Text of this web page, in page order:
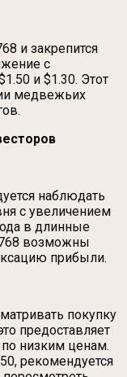
и закрепится
с
и $1.30. Этот
медвежьих
наблюдать
с увеличением
в длинные
возможны
прибыли.
покупку
предоставляет
низким ценам.
рекомендуется